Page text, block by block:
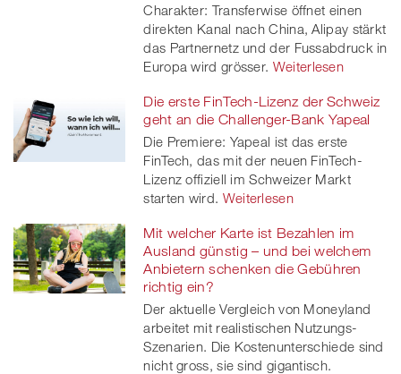
Charakter: Transferwise öffnet einen
direkten Kanal nach China, Alipay stärkt
das Partnernetz und der Fussabdruck in
Europa wird grösser. Weiterlesen
Die erste FinTech-Lizenz der Schweiz
geht an die Challenger-Bank Yapeal
Die Premiere: Yapeal ist das erste
FinTech, das mit der neuen FinTech-
Lizenz offiziell im Schweizer Markt
starten wird. Weiterlesen
Mit welcher Karte ist Bezahlen im
Ausland günstig – und bei welchem
Anbietern schenken die Gebühren
richtig ein?
Der aktuelle Vergleich von Moneyland
arbeitet mit realistischen Nutzungs-
Szenarien. Die Kostenunterschiede sind
nicht gross, sie sind gigantisch.